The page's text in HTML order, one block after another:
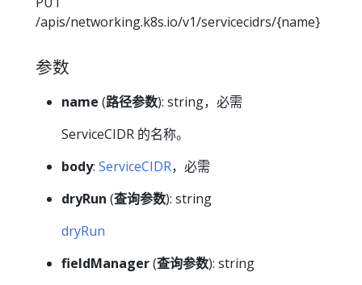
/apis/networking.k8s.io/v1/servicecidrs/{name}
参数
name (路径参数): string，必需
ServiceCIDR 的名称。
body: ServiceCIDR，必需
dryRun (查询参数): string
dryRun
fieldManager(查询参数): string